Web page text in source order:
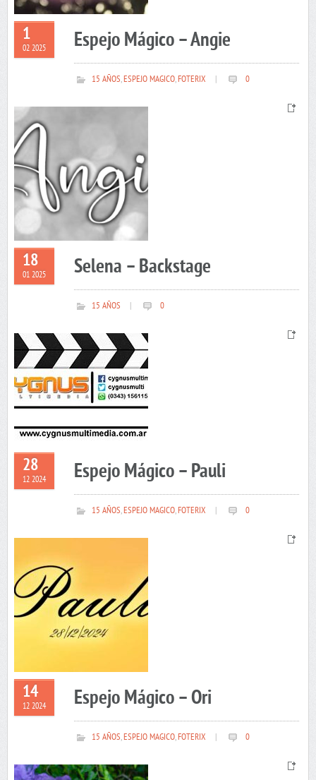
1
02 2025 Espejo Mágico – Angie
15 AÑOS,ESPEJO MAGICO,FOTERIX 0
18
01 2025 Selena – Backstage
15 AÑOS 0
28
12 2024 Espejo Mágico – Pauli
15 AÑOS,ESPEJO MAGICO,FOTERIX 0
14
12 2024 Espejo Mágico – Ori
15 AÑOS,ESPEJO MAGICO,FOTERIX 0